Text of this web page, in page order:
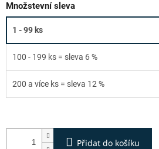
Množstevní sleva
1 - 99 ks
100 - 199 ks = sleva 6 %
200 a více ks = sleva 12 %
Přidat do košíku